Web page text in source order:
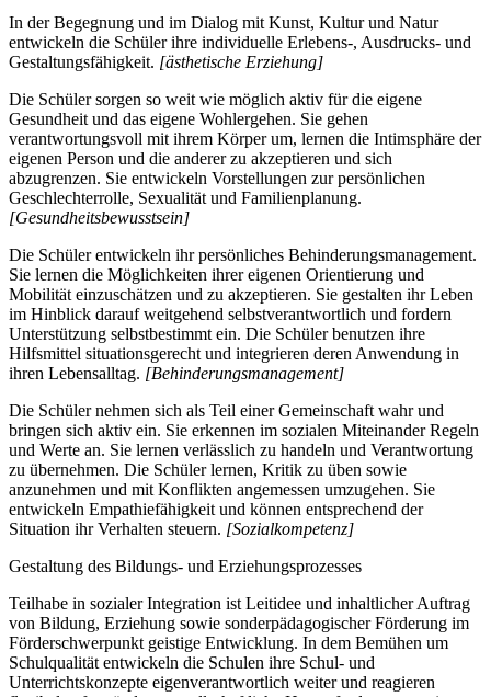
In der Begegnung und im Dialog mit Kunst, Kultur und Natur
entwickeln die Schüler ihre individuelle Erlebens-, Ausdrucks- und
Gestaltungsfähigkeit. [ästhetische Erziehung]
Die Schüler sorgen so weit wie möglich aktiv für die eigene
Gesundheit und das eigene Wohlergehen. Sie gehen
verantwortungsvoll mit ihrem Körper um, lernen die Intimsphäre der
eigenen Person und die anderer zu akzeptieren und sich
abzugrenzen. Sie entwickeln Vorstellungen zur persönlichen
Geschlechterrolle, Sexualität und Familienplanung.
[Gesundheitsbewusstsein]
Die Schüler entwickeln ihr persönliches Behinderungsmanagement.
Sie lernen die Möglichkeiten ihrer eigenen Orientierung und
Mobilität einzuschätzen und zu akzeptieren. Sie gestalten ihr Leben
im Hinblick darauf weitgehend selbstverantwortlich und fordern
Unterstützung selbstbestimmt ein. Die Schüler benutzen ihre
Hilfsmittel situationsgerecht und integrieren deren Anwendung in
ihren Lebensalltag. [Behinderungsmanagement]
Die Schüler nehmen sich als Teil einer Gemeinschaft wahr und
bringen sich aktiv ein. Sie erkennen im sozialen Miteinander Regeln
und Werte an. Sie lernen verlässlich zu handeln und Verantwortung
zu übernehmen. Die Schüler lernen, Kritik zu üben sowie
anzunehmen und mit Konflikten angemessen umzugehen. Sie
entwickeln Empathiefähigkeit und können entsprechend der
Situation ihr Verhalten steuern. [Sozialkompetenz]
Gestaltung des Bildungs- und Erziehungsprozesses
Teilhabe in sozialer Integration ist Leitidee und inhaltlicher Auftrag
von Bildung, Erziehung sowie sonderpädagogischer Förderung im
Förderschwerpunkt geistige Entwicklung. In dem Bemühen um
Schulqualität entwickeln die Schulen ihre Schul- und
Unterrichtskonzepte eigenverantwortlich weiter und reagieren